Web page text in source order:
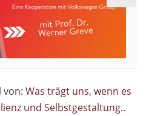
von: Was trägt uns, wenn es
und Selbstgestaltung..